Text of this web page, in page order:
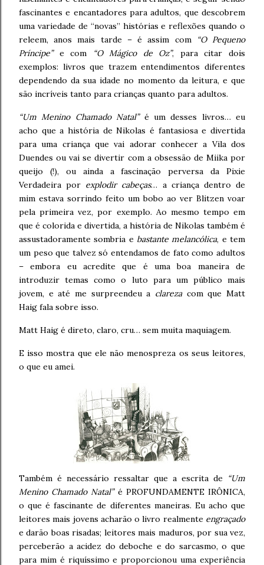
fascinantes e encantadores para adultos, que descobrem
uma variedade de “novas” histórias e reflexões quando o
releem, anos mais tarde – é assim com
“O Pequeno
Príncipe”e com “O Mágico de Oz”, para citar dois
exemplos: livros que trazem entendimentos diferentes
dependendo da sua idade no momento da leitura, e que
são incríveis tanto para crianças quanto para adultos.
“Um Menino Chamado Natal”é um desses livros… eu
acho que a história de Nikolas é fantasiosa e divertida
para uma criança que vai adorar conhecer a Vila dos
Duendes ou vai se divertir com a obsessão de Miika por
queijo (!), ou ainda a fascinação perversa da Pixie
Verdadeira por explodir cabeças… a criança dentro de
mim estava sorrindo feito um bobo ao ver Blitzen voar
pela primeira vez, por exemplo. Ao mesmo tempo em
que é colorida e divertida, a história de Nikolas também é
assustadoramente sombria e bastante melancólica, e tem
um peso que talvez só entendamos de fato como adultos
– embora eu acredite que é uma boa maneira de
introduzir temas como o luto para um público mais
jovem, e até me surpreendeu a clarezacom que Matt
Haig fala sobre isso.
Matt Haig é direto, claro, cru… sem muita maquiagem.
E isso mostra que ele não menospreza os seus leitores,
o que eu amei.
Também é necessário ressaltar que a escrita de “Um
Menino Chamado Natal”é PROFUNDAMENTE IRÔNICA,
o que é fascinante de diferentes maneiras. Eu acho que
leitores mais jovens acharão o livro realmente engraçado
e darão boas risadas; leitores mais maduros, por sua vez,
perceberão a acidez do deboche e do sarcasmo, o que
para mim é riquíssimo e proporcionou uma experiência